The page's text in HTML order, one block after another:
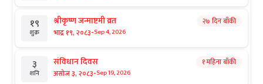
१९
शुक्र
श्रीकृष्ण जन्माष्टमी व्रत
भाद्र १९, २०८३-Sep 4, 2026
२७ दिन बाँकी
३
शनि
संविधान दिवस
असोज ३, २०८३-Sep 19, 2026
१ महिना बाँकी